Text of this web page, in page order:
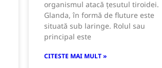
organismul atacă țesutul tiroidei.
Glanda, în formă de fluture este
situată sub laringe. Rolul sau
principal este
CITESTE MAI MULT »